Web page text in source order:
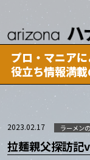
プロ・マニアに
役立ち情報満載
2023.02.17 ラーメン
拉麺親父探訪記